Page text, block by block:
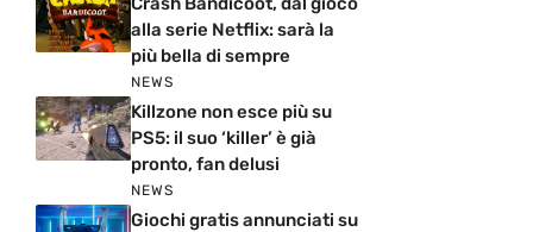
alla serie Netflix: sarà la
più bella di sempre
NEWS
Killzone non esce più su
PS5: il suo ‘killer’ è già
pronto, fan delusi
NEWS
Giochi gratis annunciati su